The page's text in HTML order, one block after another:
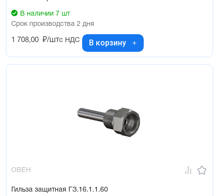
В наличии 7 шт
Срок производства 2 дня
1 708,00 ₽/штс НДС В корзину
ОВЕН
Гильза защитная ГЗ.16.1.1.60